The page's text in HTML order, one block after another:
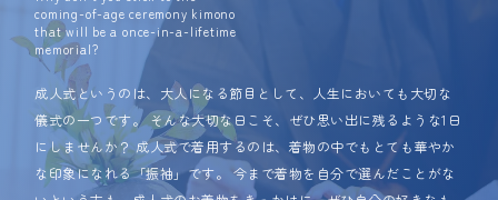
成人式というのは、大人になる節目として、人生においても大切な
儀式の一つです。 そんな大切な日こそ、ぜひ思い出に残るような1日
にしませんか？ 成人式で着用するのは、着物の中でもとても華やか
な印象になれる「振袖」です。 今まで着物を自分で選んだことがな